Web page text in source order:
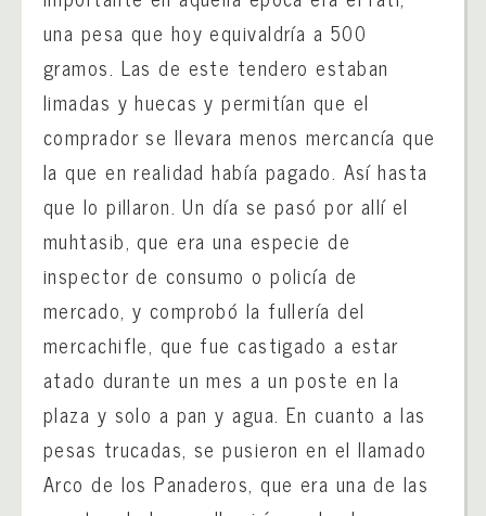
una pesa que hoy equivaldría a 500
gramos. Las de este tendero estaban
limadas y huecas y permitían que el
comprador se llevara menos mercancía que
la que en realidad había pagado. Así hasta
que lo pillaron. Un día se pasó por allí el
muhtasib, que era una especie de
inspector de consumo o policía de
mercado, y comprobó la fullería del
mercachifle, que fue castigado a estar
atado durante un mes a un poste en la
plaza y solo a pan y agua. En cuanto a las
pesas trucadas, se pusieron en el llamado
Arco de los Panaderos, que era una de las